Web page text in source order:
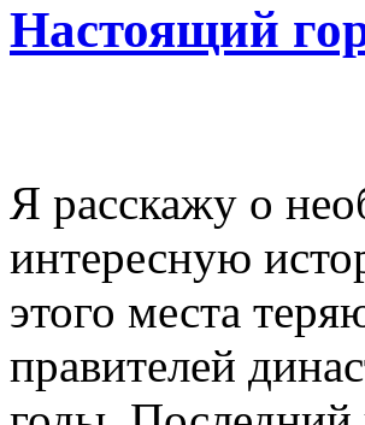
Настоящий
Я расскажу о
интересную
этого места
правителей